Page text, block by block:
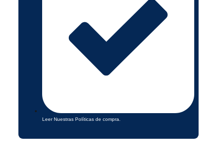
Leer Nuestras Políticas de compra.